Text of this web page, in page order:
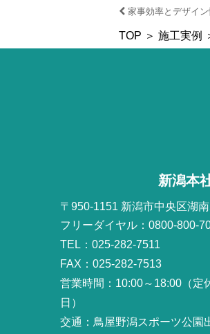
家事効率とデザイ
TOP ＞ 施工実例
新潟本
〒950-1151 新潟市中央区湖
フリーダイヤル：0800-800-
TEL：025-282-7511
FAX：025-282-7513
営業時間：10:00～18:00（定
日）
交通：鳥屋野潟スポーツ公園